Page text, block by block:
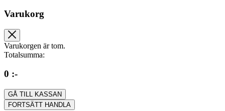
Varukorg
Varukorgen är tom.
Totalsumma:
0 :-
GÅ TILL KASSAN
FORTSÄTT HANDLA